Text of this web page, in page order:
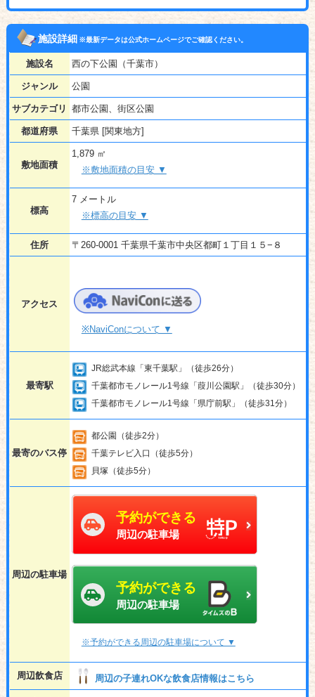
施設詳細※最新データは公式ホームページでご確認ください。
施設名 西の下公園（千葉市）
ジャンル 公園
サブカテゴリ 都市公園、街区公園
都道府県 千葉県 [関東地方]
敷地面積
1,879 ㎡
※敷地面積の目安 ▼
標高
7 メートル
※標高の目安 ▼
住所 〒260-0001 千葉県千葉市中央区都町１丁目１５−８
アクセス
※NaviConについて ▼
最寄駅
JR総武本線「東千葉駅」（徒歩26分）
千葉都市モノレール1号線「葭川公園駅」（徒歩30分）
千葉都市モノレール1号線「県庁前駅」（徒歩31分）
最寄のバス停
都公園（徒歩2分）
千葉テレビ入口（徒歩5分）
貝塚（徒歩5分）
周辺の駐車場
予約ができる
周辺の駐車場
予約ができる
周辺の駐車場
※予約ができる周辺の駐車場について ▼
周辺飲食店 周辺の子連れOKな飲食店情報はこちら